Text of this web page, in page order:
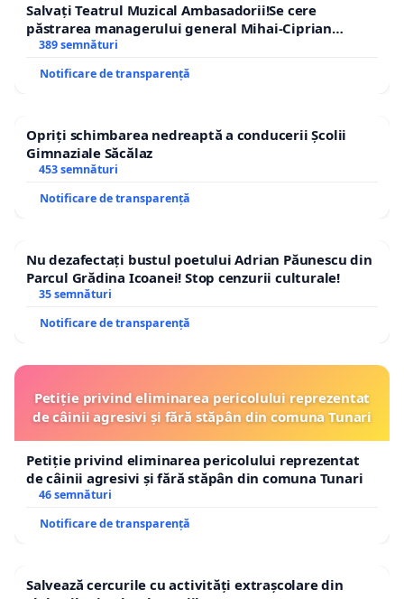
Salvați Teatrul Muzical Ambasadorii!Se cere
păstrarea managerului general Mihai-Ciprian
ROGOJAN
389 semnături
Notificare de transparență
Opriți schimbarea nedreaptă a conducerii Școlii
Gimnaziale Săcălaz
453 semnături
Notificare de transparență
Nu dezafectați bustul poetului Adrian Păunescu din
Parcul Grădina Icoanei! Stop cenzurii culturale!
35 semnături
Notificare de transparență
Petiție privind eliminarea pericolului reprezentat
de câinii agresivi și fără stăpân din comuna Tunari
Petiție privind eliminarea pericolului reprezentat
de câinii agresivi și fără stăpân din comuna Tunari
46 semnături
Notificare de transparență
Salvează cercurile cu activități extrașcolare din